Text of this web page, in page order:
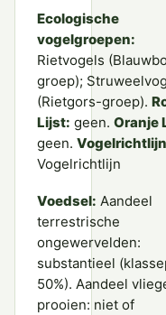
Ecologische
vogelgroepen:
Rietvogels
groep);
(Rietgors-groep).
Lijst: geen. Oranje
geen.
Vogelrichtlijn
Voedsel: Aandeel
terrestrische
ongewervelden:
substantieel
50%). Aandeel
prooien: niet of